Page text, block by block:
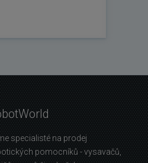
specialisté na prodej
pomocníků - vysavačů,